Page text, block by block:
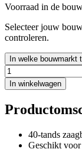
Voorraad in de
Selecteer jouw
controleren.
In welke bouwmarkt
In winkelwagen
40-tands
Geschikt